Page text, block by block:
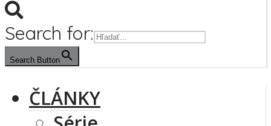
Search for:
Search Button
ČLÁNKY